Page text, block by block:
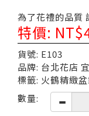
為了花禮的品質
特價:
貨號: E103
品牌: 台北花店
標籤: 火鶴精緻
數量: